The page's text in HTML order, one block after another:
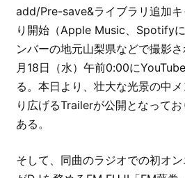
add/Pre-save&ライブラリ追加キ
り開始（Apple Music、Spotify
ンバーの地元山梨県などで撮影
月18日（水）午前0:00に
る。本日より、壮大な光景の中
り広げるTrailerが公開となって
ある。
そして、同曲のラジオでの初オ